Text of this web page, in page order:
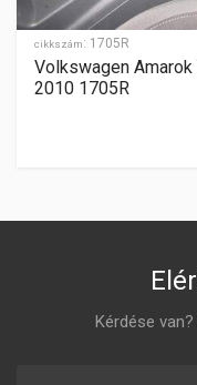
GYÁRTÁSI ÉV
2016-
ZÁR CILINDER ELHELYEZÉSE
középen
cikkszám: 1705R
Volkswagen
2010 1705R
Kérdése